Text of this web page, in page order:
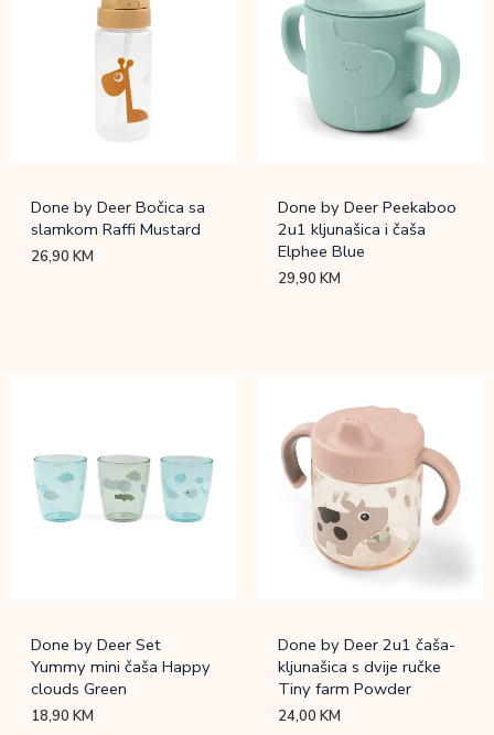
Done by Deer Bočica sa
slamkom Raffi Mustard
26,90KM
Done by Deer Peekaboo
2u1 kljunašica i čaša
Elphee Blue
29,90KM
Done by Deer Set
Yummy mini čaša Happy
clouds Green
18,90KM
Done by Deer 2u1 čaša-
kljunašica s dvije ručke
Tiny farm Powder
24,00KM